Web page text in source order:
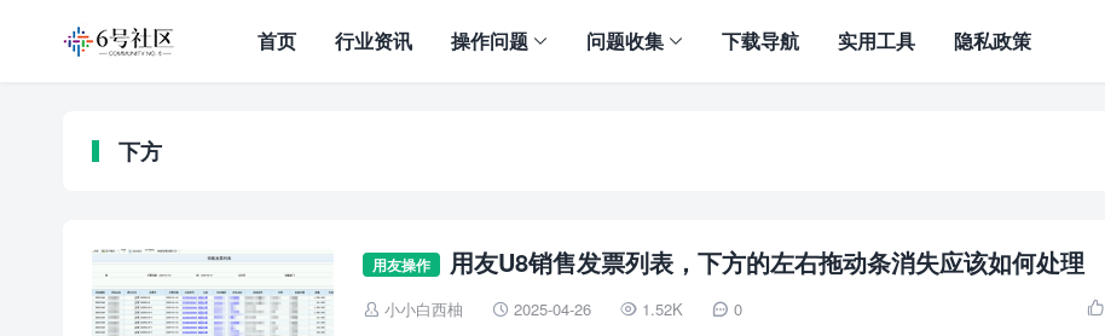
首页 行业资讯 操作问题 问题收集 下载导航 实用工具 隐私政策
下方
用友操作 用友U8销售发票列表，下方的左右拖动条消失应该如何处理
 小小白西柚  2025-04-26  1.52K  0 